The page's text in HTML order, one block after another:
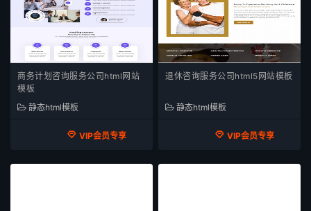
商务计划咨询服务公司html网站
模板
静态html模板
VIP会员专享
退休咨询服务公司html5网站模板
静态html模板
VIP会员专享